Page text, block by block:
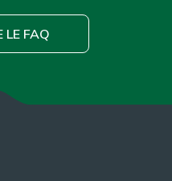
LE FAQ